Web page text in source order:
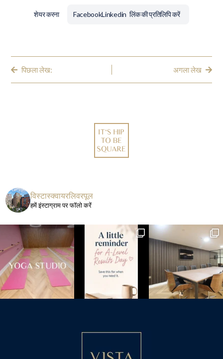
शेयर करना FacebookLinkedin
पिछला लेख: अगला लेख
विस्टास्क्वायरलिवरपूल
हमें इंस्टाग्राम पर फॉलो करें